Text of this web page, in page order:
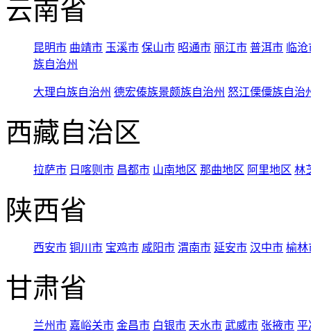
云南省
昆明市 曲靖市 玉溪市 保山市 昭通市 丽江市 普洱市 临
族自治州
大理白族自治州 德宏傣族景颇族自治州 怒江傈僳族自治
西藏自治区
拉萨市 日喀则市 昌都市 山南地区 那曲地区 阿里地区 林
陕西省
西安市 铜川市 宝鸡市 咸阳市 渭南市 延安市 汉中市 榆林
甘肃省
兰州市 嘉峪关市 金昌市 白银市 天水市 武威市 张掖市 平